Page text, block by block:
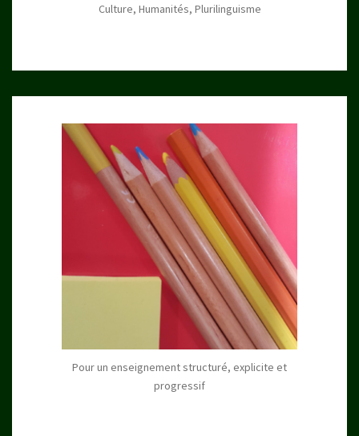
Culture, Humanités, Plurilinguisme
Pour un enseignement structuré, explicite et
progressif